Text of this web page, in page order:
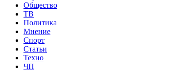
Общество
ТВ
Политика
Мнение
Спорт
Статьи
Техно
ЧП